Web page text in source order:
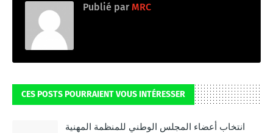
Publié par MRC
CES POSTS POURRAIENT VOUS INTÉRESSER
انتخاب أعضاء المجلس الوطني للمنظمة المهنية